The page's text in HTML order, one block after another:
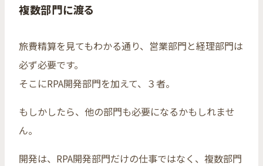
複数部門に渡る
旅費精算を見てもわかる通り、営業部門と経理部門は
必ず必要です。
そこにRPA開発部門を加えて、３者。
もしかしたら、他の部門も必要になるかもしれませ
ん。
開発は、RPA開発部門だけの仕事ではなく、複数部門